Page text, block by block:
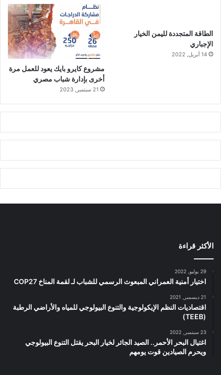
الطاقة المتجددة لليمن الخيار
الإجباري
14 أبريل, 2022
مشروع كايرو بايك يعود للعمل مرة
أخرى بإدارة شباب مصري
21 سبتمبر, 2023
الأكثر قراءة
29 يوليو, 2022
اختيار أمنية العمراني المبعوث الرسمي للشباب لـ لقمة المناخ COP27
21 ديسمبر, 2021
اقتصاديات النظم الإيكولوجية والتنوع البيولوجي للمياه والأراضي الرطبة
(TEEB)
23 سبتمبر, 2022
اغتيال البحر الأحمر.. الصيد الجائر لخيار البحر يقتل التنوع البيولوجي
ويحرم الصيادين قوت يومهم